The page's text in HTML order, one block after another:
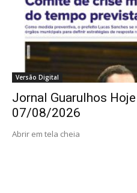
Versão Digital
Jornal Guarulhos
07/08/2026
Abrir em tela cheia